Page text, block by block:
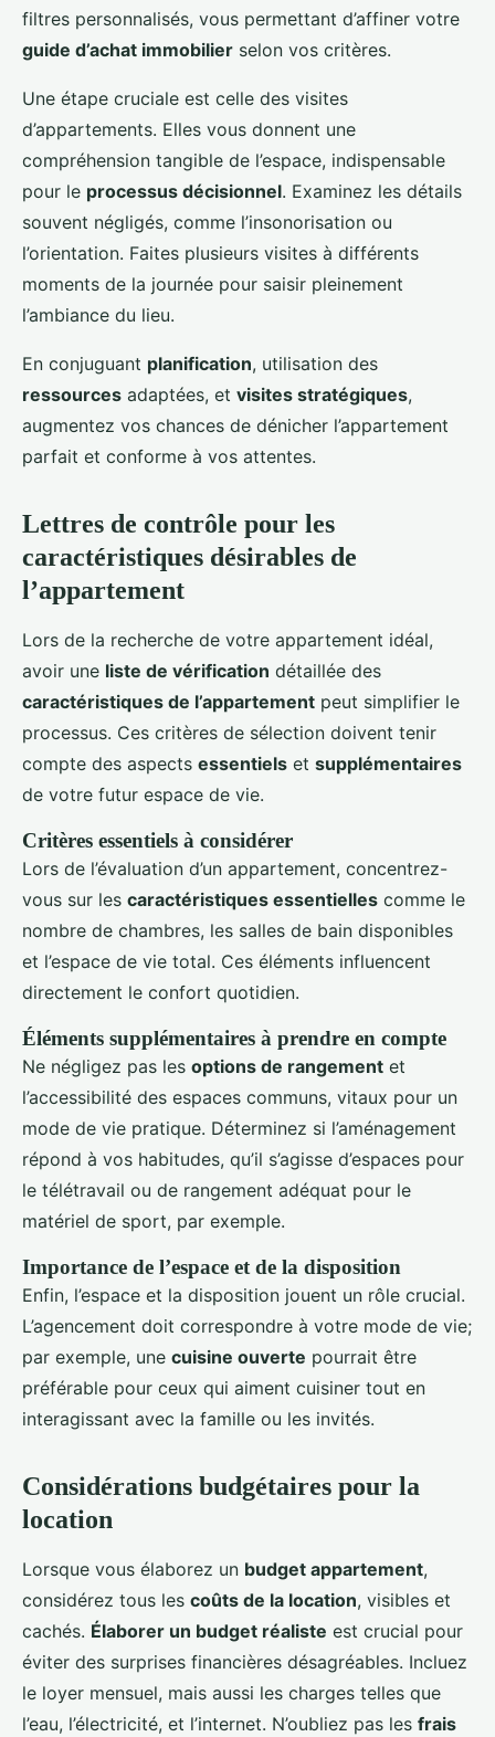
filtres personnalisés, vous permettant d’affiner votre
guide d’achat immobilier selon vos critères.
Une étape cruciale est celle des visites
d’appartements. Elles vous donnent une
compréhension tangible de l’espace, indispensable
pour le processus décisionnel. Examinez les détails
souvent négligés, comme l’insonorisation ou
l’orientation. Faites plusieurs visites à différents
moments de la journée pour saisir pleinement
l’ambiance du lieu.
En conjuguant planification, utilisation des
ressources adaptées, et visites stratégiques,
augmentez vos chances de dénicher l’appartement
parfait et conforme à vos attentes.
Lettres de contrôle pour les
caractéristiques désirables de
l’appartement
Lors de la recherche de votre appartement idéal,
avoir une liste de vérification détaillée des
caractéristiques de l’appartement peut simplifier le
processus. Ces critères de sélection doivent tenir
compte des aspects essentiels et supplémentaires
de votre futur espace de vie.
Critères essentiels à considérer
Lors de l’évaluation d’un appartement, concentrez-
vous sur les caractéristiques essentielles comme le
nombre de chambres, les salles de bain disponibles
et l’espace de vie total. Ces éléments influencent
directement le confort quotidien.
Éléments supplémentaires à prendre en compte
Ne négligez pas les options de rangement et
l’accessibilité des espaces communs, vitaux pour un
mode de vie pratique. Déterminez si l’aménagement
répond à vos habitudes, qu’il s’agisse d’espaces pour
le télétravail ou de rangement adéquat pour le
matériel de sport, par exemple.
Importance de l’espace et de la disposition
Enfin, l’espace et la disposition jouent un rôle crucial.
L’agencement doit correspondre à votre mode de vie;
par exemple, une cuisine ouverte pourrait être
préférable pour ceux qui aiment cuisiner tout en
interagissant avec la famille ou les invités.
Considérations budgétaires pour la
location
Lorsque vous élaborez un budget appartement,
considérez tous les coûts de la location, visibles et
cachés. Élaborer un budget réaliste est crucial pour
éviter des surprises financières désagréables. Incluez
le loyer mensuel, mais aussi les charges telles que
l’eau, l’électricité, et l’internet. N’oubliez pas les frais